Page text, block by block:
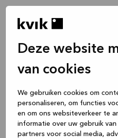
Deze website
van cookies
We gebruiken cookies om
personaliseren, om functies
en om ons websiteverkeer te
informatie over uw gebruik
partners voor social media,